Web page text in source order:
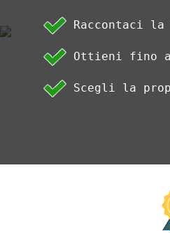
Raccontaci
Ottieni fino
Scegli la